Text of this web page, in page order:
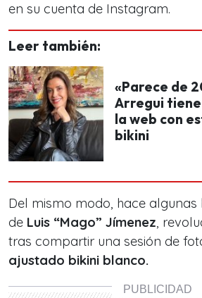
en su cuenta de Instagram.
Leer también:
«Parece de
Arregui
la web con
bikini
Del mismo modo, hace
de Luis “Mago” Jímenez,
tras compartir una sesión de
ajustado bikini blanco.